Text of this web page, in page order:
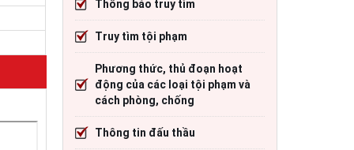
Trang TTĐT Cục CSGT đường bộ
Trang TTĐT Sở Giao thông vận tải tỉnh
Trang TTĐT Cục Đăng kiểm Việt Nam
Thông tin đấu thầu
Thông báo khác
Thông báo truy tìm
Truy tìm tội phạm
Phương thức, thủ đoạn hoạt
động của các loại tội phạm và
cách phòng, chống
Thông tin đấu thầu